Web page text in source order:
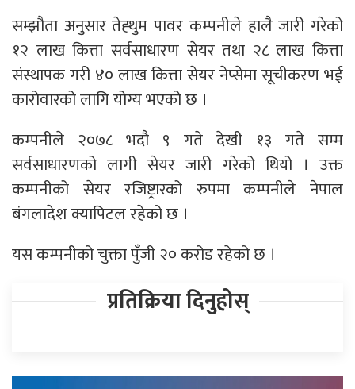
सम्झौता अनुसार तेह्थुम पावर कम्पनीले हालै जारी गरेको
१२ लाख कित्ता सर्वसाधारण सेयर तथा २८ लाख कित्ता
संस्थापक गरी ४० लाख कित्ता सेयर नेप्सेमा सूचीकरण भई
कारोवारको लागि योग्य भएको छ ।
कम्पनीले २०७८ भदौ ९ गते देखी १३ गते सम्म
सर्वसाधारणको लागी सेयर जारी गरेको थियो । उक्त
कम्पनीको सेयर रजिष्ट्रारको रुपमा कम्पनीले नेपाल
बंगलादेश क्यापिटल रहेको छ ।
यस कम्पनीको चुक्ता पुँजी २० करोड रहेको छ ।
प्रतिक्रिया दिनुहोस्